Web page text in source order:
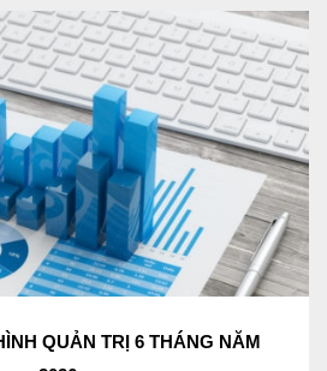
QUẢN TRỊ 6 THÁNG NĂM